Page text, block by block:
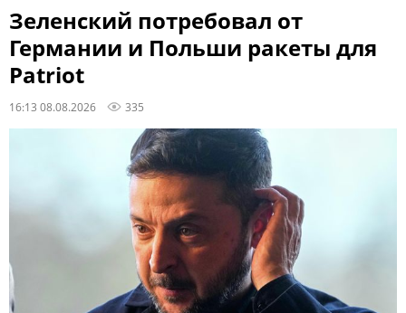
Зеленский потребовал от
Германии и Польши ракеты для
Patriot
16:13 08.08.2026 335